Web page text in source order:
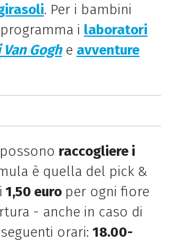
. Per i bambini
i laboratori
Goghe avventure
raccogliere i
è quella del pick &
1,50 euro per ogni fiore
- anche in caso di
orari: 18.00-